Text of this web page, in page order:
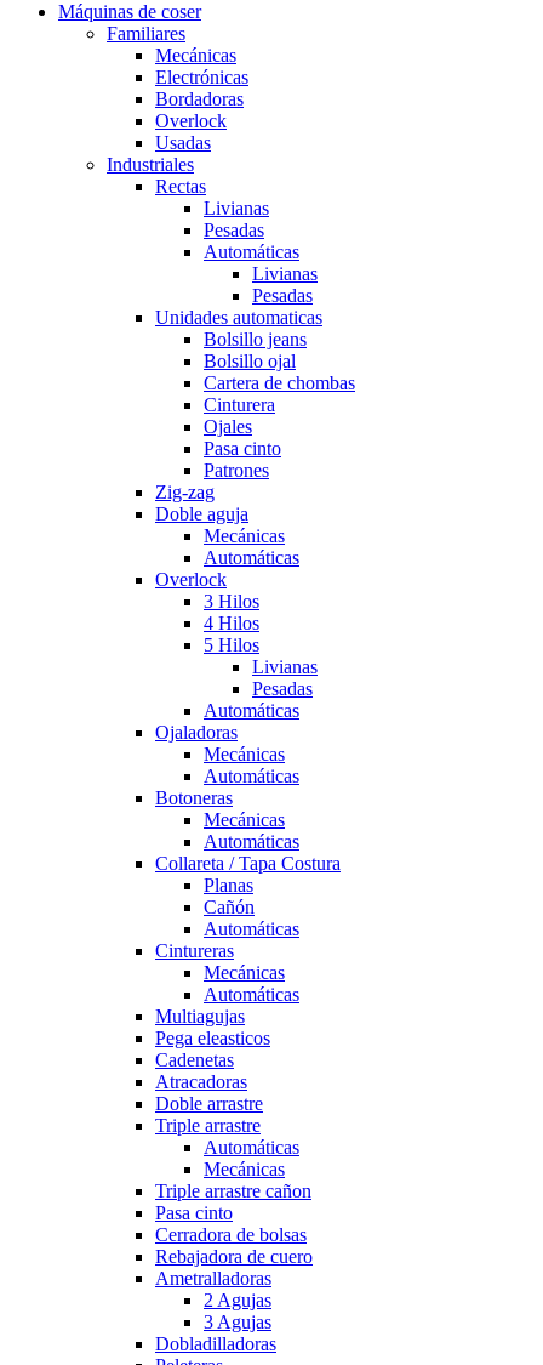
Máquinas de coser
Familiares
Mecánicas
Electrónicas
Bordadoras
Overlock
Usadas
Industriales
Rectas
Livianas
Pesadas
Automáticas
Livianas
Pesadas
Unidades automaticas
Bolsillo jeans
Bolsillo ojal
Cartera de chombas
Cinturera
Ojales
Pasa cinto
Patrones
Zig-zag
Doble aguja
Mecánicas
Automáticas
Overlock
3 Hilos
4 Hilos
5 Hilos
Livianas
Pesadas
Automáticas
Ojaladoras
Mecánicas
Automáticas
Botoneras
Mecánicas
Automáticas
Collareta / Tapa Costura
Planas
Cañón
Automáticas
Cintureras
Mecánicas
Automáticas
Multiagujas
Pega eleasticos
Cadenetas
Atracadoras
Doble arrastre
Triple arrastre
Automáticas
Mecánicas
Triple arrastre cañon
Pasa cinto
Cerradora de bolsas
Rebajadora de cuero
Ametralladoras
2 Agujas
3 Agujas
Dobladilladoras